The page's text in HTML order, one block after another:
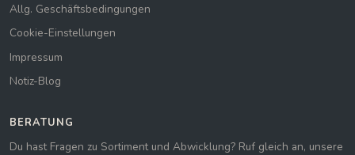
Allg. Geschäftsbedingungen
Cookie-Einstellungen
Impressum
Notiz-Blog
BERATUNG
Du hast Fragen zu Sortiment und Abwicklung? Ruf gleich an, unsere